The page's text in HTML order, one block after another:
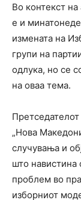
Во контекст
е и
измената на
групи на
одлука, но се
на оваа тема.
„Нова
случувања и
што навистина
проблем во
изборниот